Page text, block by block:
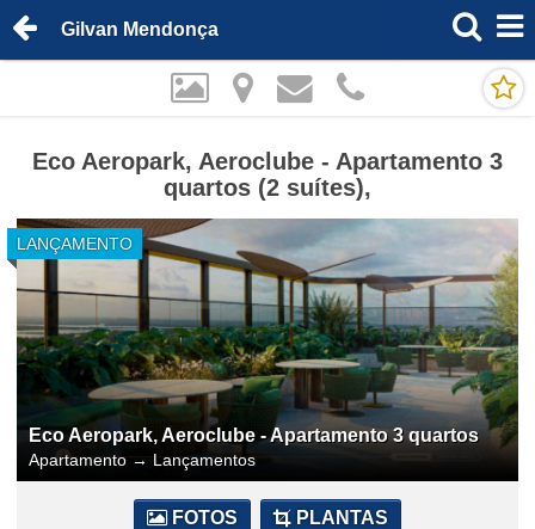
Gilvan Mendonça
Eco Aeropark, Aeroclube - Apartamento 3
quartos (2 suítes),
LANÇAMENTO
Eco Aeropark, Aeroclube - Apartamento 3 quartos
Apartamento → Lançamentos
FOTOS PLANTAS